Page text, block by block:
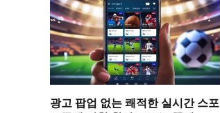
광고 팝업 없는 쾌적한 실시간 스포